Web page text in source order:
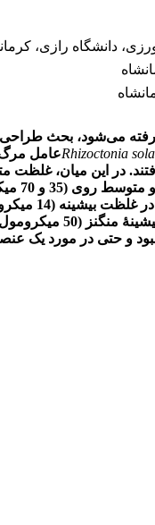
دانشگاه رازی،
می‌شود، بحث
Rhizoctoniaعامل مرگ
باکتری در مقایسه با محیط پایه
شدند. در
و حتی در مورد یک